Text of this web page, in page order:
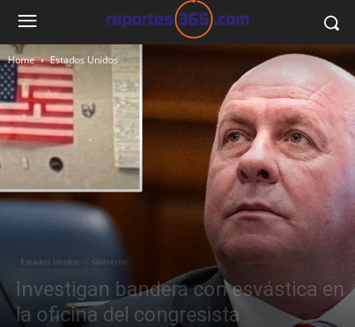
Home Estados Unidos
Estados Unidos Gobierno
Investigan bandera con esvástica en
la oficina del congresista